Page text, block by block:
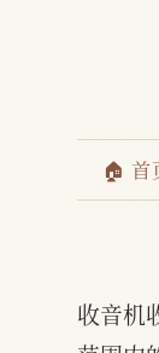
🏠 首
收音机